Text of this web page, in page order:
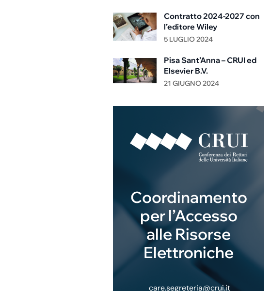
Contratto 2024-2027 con
l’editore Wiley
5 LUGLIO 2024
Pisa Sant’Anna – CRUI ed
Elsevier B.V.
21 GIUGNO 2024
Coordinamento
per l’Accesso
alle Risorse
Elettroniche
care.segreteria@crui.it